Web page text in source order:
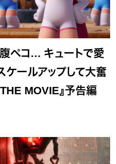
腹ペコ… キュートで愛
ケールアップして大奮
MOVIE』予告編